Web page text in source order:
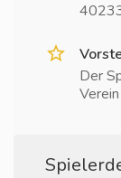
Der